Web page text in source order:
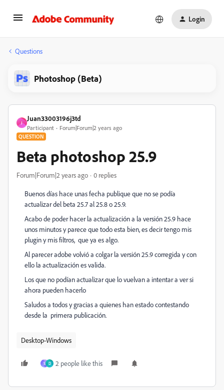
Login
Questions
Photoshop (Beta)
J
Juan33003196j3td
Participant Forum|Forum|2 years ago
QUESTION
Beta photoshop 25.9
Forum|Forum|2 years ago 0 replies
Buenos días hace unas fecha publique que no se podía
actualizar del beta 25.7 al 25.8 o 25.9.
Acabo de poder hacer la actualización a la versión 25.9 hace
unos minutos y parece que todo esta bien, es decir tengo mis
plugin y mis filtros, que ya es algo.
Al parecer adobe volvió a colgar la versión 25.9 corregida y con
ello la actualización es valida.
Los que no podían actualizar que lo vuelvan a intentar a ver si
ahora pueden hacerlo
Saludos a todos y gracias a quienes han estado contestando
desde la primera publicación.
Desktop-Windows
S D 2 people like this